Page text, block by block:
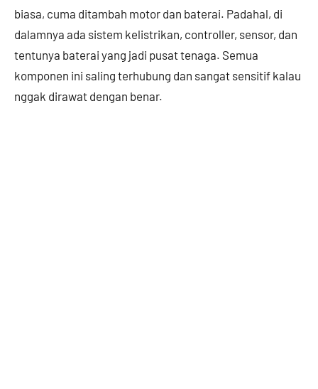
biasa, cuma ditambah motor dan baterai. Padahal, di
dalamnya ada sistem kelistrikan, controller, sensor, dan
tentunya baterai yang jadi pusat tenaga. Semua
komponen ini saling terhubung dan sangat sensitif kalau
nggak dirawat dengan benar.